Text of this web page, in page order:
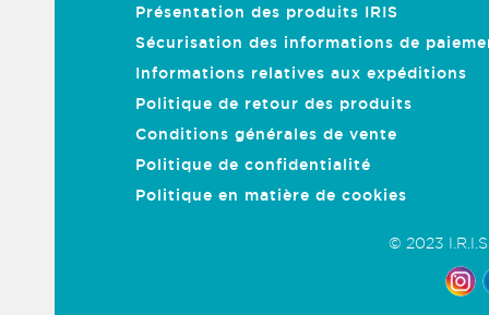
Présentation des produits IRIS
Sécurisation des informations de
Informations relatives aux expéditions
Politique de retour des produits
Conditions générales de vente
Politique de confidentialité
Politique en matière de cookies
© 2023